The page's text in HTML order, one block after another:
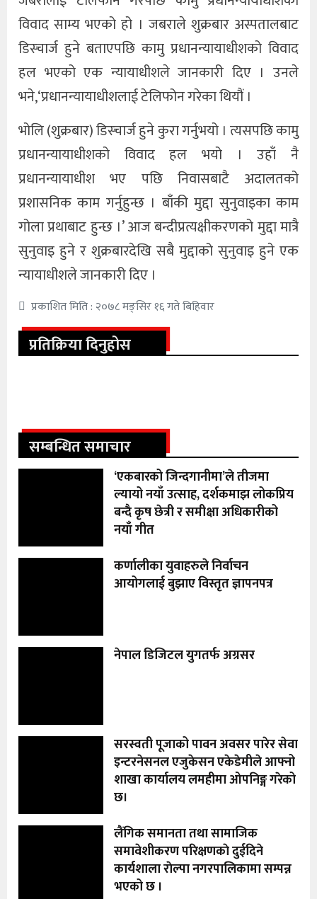
विवाद साम्य भएको हो । जबराले शुक्रबार अस्पतालबाट
डिस्चार्ज हुने बताएपछि कामु प्रधानन्यायाधीशको विवाद
हल भएको एक न्यायाधीशले जानकारी दिए । उनले
भने,‘प्रधानन्यायाधीशलाई टेलिफोन गरेका थियौं ।
भोलि (शुक्रबार) डिस्चार्ज हुने कुरा गर्नुभयो । त्यसपछि कामु
प्रधानन्यायाधीशको विवाद हल भयो । उहाँ नै
प्रधानन्यायाधीश भए पछि निवासबाटै अदालतको
प्रशासनिक काम गर्नुहुन्छ । बाँकी मुद्दा सुनुवाइका काम
गोला प्रथाबाट हुन्छ ।’ आज बन्दीप्रत्यक्षीकरणको मुद्दा मात्रै
सुनुवाइ हुने र शुक्रबारदेखि सबै मुद्दाको सुनुवाइ हुने एक
न्यायाधीशले जानकारी दिए ।
प्रकाशित मिति : २०७८ मङ्सिर १६ गते बिहिवार
प्रतिक्रिया दिनुहोस
सम्बन्धित समाचार
‘एकबारको जिन्दगानीमा’ले तीजमा
ल्यायो नयाँ उत्साह, दर्शकमाझ लोकप्रिय
बन्दै कृष छेत्री र समीक्षा अधिकारीको
नयाँ गीत
कर्णालीका युवाहरुले निर्वाचन
आयोगलाई बुझाए विस्तृत ज्ञापनपत्र
नेपाल डिजिटल युगतर्फ अग्रसर
सरस्वती पूजाको पावन अवसर पारेर सेवा
इन्टरनेसनल एजुकेसन एकेडेमीले आफ्नो
शाखा कार्यालय लमहीमा ओपनिङ्ग गरेको
छ।
लैंगिक समानता तथा सामाजिक
समावेशीकरण परिक्षणकाे दुईदिने
कार्यशाला राेल्पा नगरपालिकामा सम्पन्न
भएको छ ।